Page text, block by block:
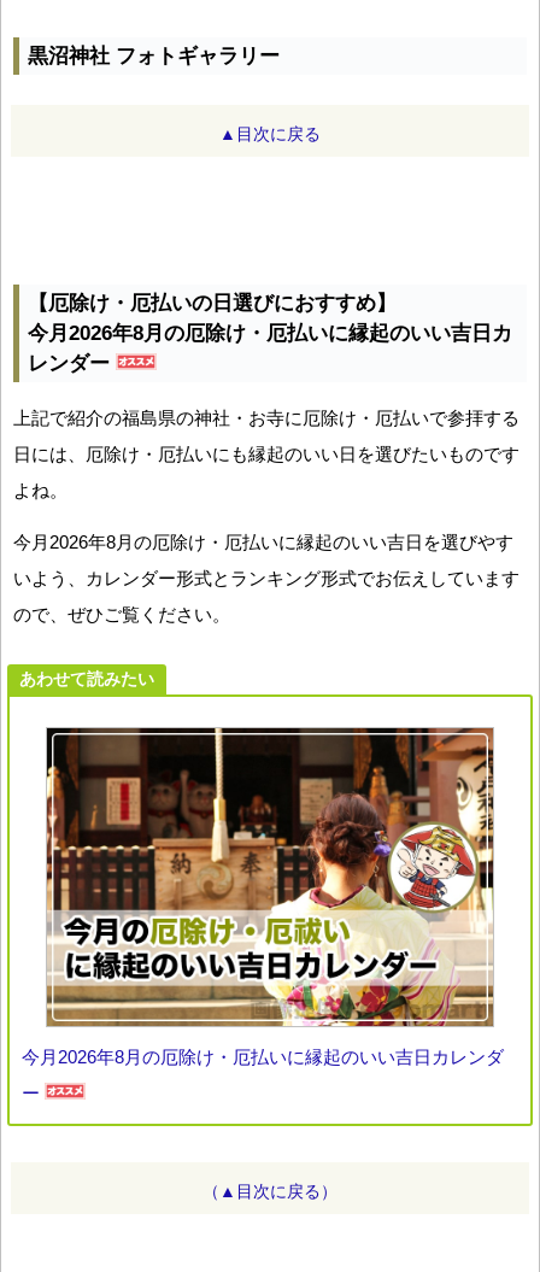
黒沼神社 フォトギャラリー
▲目次に戻る
【厄除け・厄払いの日選びにおすすめ】
今月2026年8月の厄除け・厄払いに縁起のいい吉日カ
レンダー
上記で紹介の福島県の神社・お寺に厄除け・厄払いで参拝する
日には、厄除け・厄払いにも縁起のいい日を選びたいものです
よね。
今月2026年8月の厄除け・厄払いに縁起のいい吉日を選びやす
いよう、カレンダー形式とランキング形式でお伝えしています
ので、ぜひご覧ください。
あわせて読みたい
今月2026年8月の厄除け・厄払いに縁起のいい吉日カレンダ
ー
（▲目次に戻る）